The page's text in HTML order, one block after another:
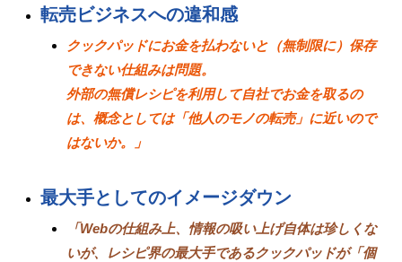
転売ビジネスへの違和感
クックパッドにお金を払わないと（無制限に）保存
できない仕組みは問題。
外部の無償レシピを利用して自社でお金を取るの
は、概念としては「他人のモノの転売」に近いので
はないか。」
最大手としてのイメージダウン
「Webの仕組み上、情報の吸い上げ自体は珍しくな
いが、レシピ界の最大手であるクックパッドが「個